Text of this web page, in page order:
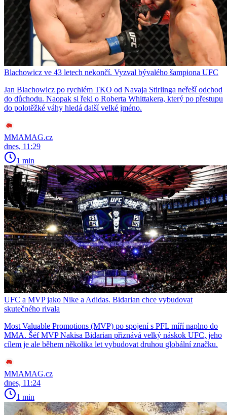
Blachowicz ve 43 letech nekončí. Vyzval bývalého šampiona UFC
Jan Blachowicz po rychlém TKO od Navaja Stirlinga neřeší odchod
do důchodu. Naopak si řekl o Roberta Whittakera, který po přestupu
do polotěžké váhy hledá další velké jméno.
MMAMAG.cz
dnes, 11:29
1 min
UFC a MVP jako Nike a Adidas. Bidarian chce vybudovat
skutečného rivala
Most Valuable Promotions (MVP) po spojení s PFL míří naplno do
MMA. Šéf MVP Nakisa Bidarian přiznává velký náskok UFC, jeho
cílem je ale během několika let vybudovat druhou globální značku.
MMAMAG.cz
dnes, 11:24
1 min